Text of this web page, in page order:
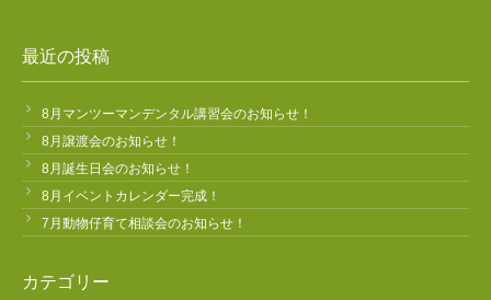
最近の投稿
8月マンツーマンデンタル講習会のお知らせ！
8月譲渡会のお知らせ！
8月誕生日会のお知らせ！
8月イベントカレンダー完成！
7月動物仔育て相談会のお知らせ！
カテゴリー